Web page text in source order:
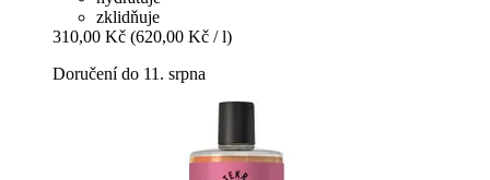
zklidňuje
310,00 Kč (620,00 Kč / l)
Doručení do 11. srpna